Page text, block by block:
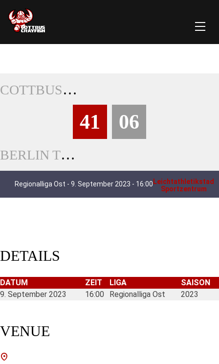
COTTBUS CRAYFISH
41 06
BERLIN THUNDERBIRDS
Regionalliga Ost - 9. September 2023 - 16:00
Sportzentrum
DETAILS
DATUM ZEIT LIGA
SAISON
9. September 2023
16:00 Regionalliga Ost 2023
VENUE